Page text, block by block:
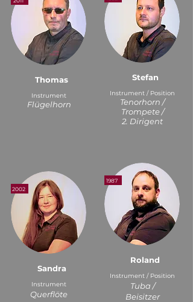
Thomas
Instrument
Flügelhorn
2002
Sandra
Instrument
Querflöte
Stefan
Instrument / Position
Tenorhorn /
Trompete /
2. Dirigent
1987
Roland
Instrument / Position
Tuba /
Beisitzer